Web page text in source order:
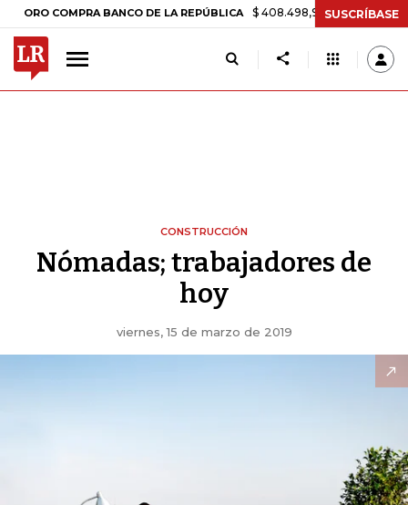
COMPRA BANCO DE LA REPÚBLICA $ 408.498,97 +$ 8.753,81 +2,19%
SUSCRÍBASE
CONSTRUCCIÓN
Nómadas; trabajadores de
hoy
viernes, 15 de marzo de 2019